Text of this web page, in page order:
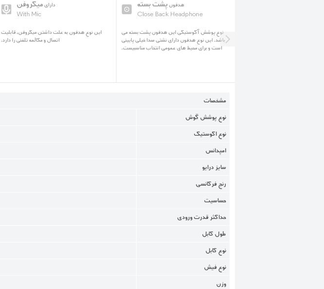
دارایمیکروفن
With Mic
این نوع هدفون به علت داشتن میکروفن، قابلیت
اتصال و مکالمه تلفنی را دارد.
هدفونپشت بسته
Close Back Headphone
نوع پوشش آکوستیکی این هدفون پشت بسته می
باشد. این نوع هدفون دارای نشتی صدا خیلی پایینی
است و برای محیط های عمومی انتخاب مناسبیست.
مشخصات
نوع پوشش گوش
نوع اکوستیک
امپدانس
سایز درایو
رنج فرکانسی
حساسیت
حداکثر قدرت ورودی
طول کابل
نوع کابل
نوع فیش
وزن